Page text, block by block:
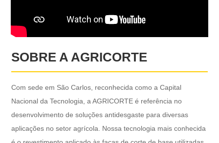
SOBRE A AGRICORTE
Com sede em São Carlos, reconhecida como a Capital
Nacional da Tecnologia, a AGRICORTE é referência no
desenvolvimento de soluções antidesgaste para diversas
aplicações no setor agrícola. Nossa tecnologia mais conhecida